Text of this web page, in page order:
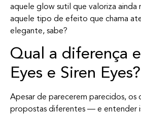
aquele glow sutil que valoriza ainda
aquele tipo de efeito que chama
elegante, sabe?
Qual a diferença
Eyes e Siren Eyes?
Apesar de parecerem parecidos, os
propostas diferentes — e entender